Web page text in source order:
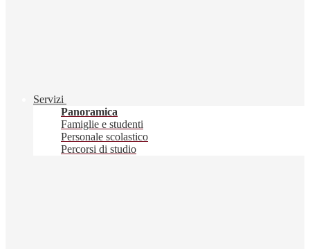
Servizi
Panoramica
Famiglie e studenti
Personale scolastico
Percorsi di studio